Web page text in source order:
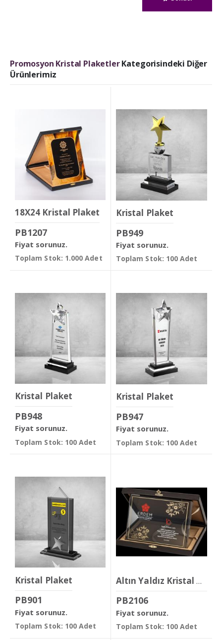
Promosyon Kristal PlaketlerKategorisindeki Diğer
Ürünlerimiz
18X24 Kristal Plaket
PB1207
Fiyat sorunuz.
Toplam Stok: 1.000 Adet
Kristal Plaket
PB949
Fiyat sorunuz.
Toplam Stok: 100 Adet
Kristal Plaket
PB948
Fiyat sorunuz.
Toplam Stok: 100 Adet
Kristal Plaket
PB947
Fiyat sorunuz.
Toplam Stok: 100 Adet
Kristal Plaket
PB901
Fiyat sorunuz.
Toplam Stok: 100 Adet
Altın Yaldız Kristal Plaket
PB2106
Fiyat sorunuz.
Toplam Stok: 100 Adet